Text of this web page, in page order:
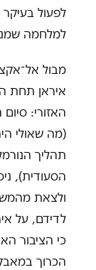
לפעול
למלחמה
מבול
איראן תחת
האזורי:
(מה שאולי
תהליך
הסעודית),
ולצאת
לדידם, על
כי הציבור
הכרוך